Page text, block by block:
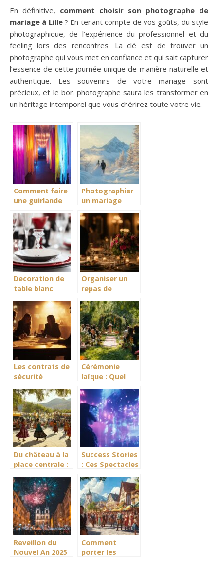
En définitive, comment choisir son photographe de
mariage à Lille? En tenant compte de vos goûts, du style
photographique, de l’expérience du professionnel et du
feeling lors des rencontres. La clé est de trouver un
photographe qui vous met en confiance et qui sait capturer
l’essence de cette journée unique de manière naturelle et
authentique. Les souvenirs de votre mariage sont
précieux, et le bon photographe saura les transformer en
un héritage intemporel que vous chérirez toute votre vie.
Comment faire
une guirlande
crepon : 5
etapes faciles
pour une
decoration de
mariage
feerique
Photographier
un mariage
sommets
enneigés
Decoration de
table blanc
Creez
l’ambiance
parfaite d’une
soiree Gatsby
Organiser un
repas de
quelques points
: La méthode
parfaite pour
gérer sa liste
d’invités
Les contrats de
sécurité
pour votre
événement :
guide complet
Cérémonie
laïque : Quel
pour symboliser
votre union ?
Du château à la
place centrale :
découverte de
la Fête du
Campoiral
Success Stories
: Ces Spectacles
Digitaux qui ont
Marque
l’Histoire
Reveillon du
Nouvel An 2025
Comment
porter les